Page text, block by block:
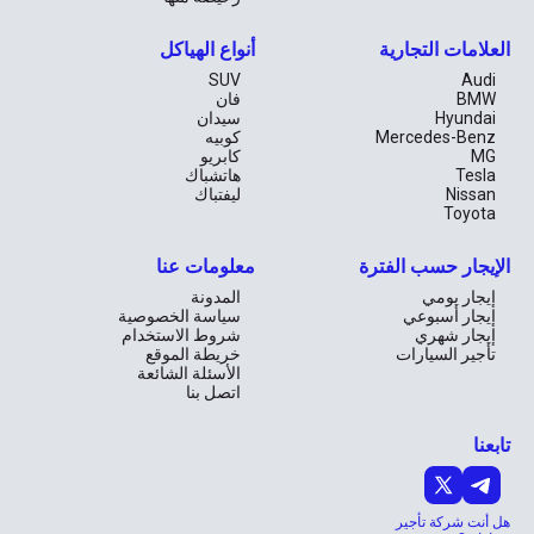
ساحرة في قلب الإمارات.
العلامات التجارية
Audi
BMW
Hyundai
Mercedes-Benz
MG
Tesla
Nissan
Toyota
أنواع الهياكل
SUV
فان
سيدان
كوبيه
كابريو
هاتشباك
ليفتباك
الإيجار حسب الفترة
إيجار يومي
إيجار أسبوعي
إيجار شهري
تأجير السيارات
معلومات عنا
المدونة
سياسة الخصوصية
شروط الاستخدام
خريطة الموقع
الأسئلة الشائعة
اتصل بنا
تابعنا
هل أنت شركة تأجير